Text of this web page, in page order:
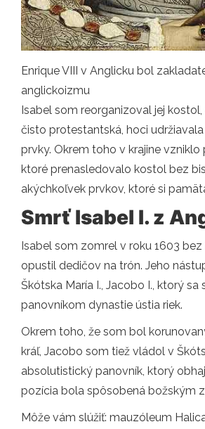
Enrique VIII v Anglicku bol
anglickoizmu
Isabel som reorganizoval jej
čisto protestantská, hoci
prvky. Okrem toho v krajine vzniklo
ktoré prenasledovalo kostol bez
akýchkoľvek prvkov, ktoré si
Smrť Isabel I. z
Isabel som zomrel v roku 1603
opustil dedičov na trón. Jeho
Škótska María I., Jacobo I., ktorý sa
panovníkom dynastie ústia riek.
Okrem toho, že som bol
kráľ, Jacobo som tiež vládol v
absolutistický panovník, ktorý
pozícia bola spôsobená božským
Môže vám slúžiť: mauzóleum